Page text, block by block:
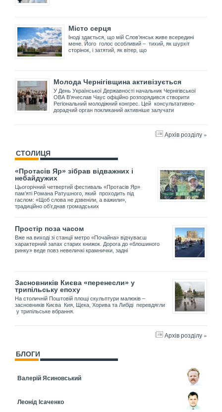
Місто серця
Іноді здається, що мій Слов’янськ живе всередині
мене. Його голос особливий – тихий, як шурхіт
сторінок, і затятий, як вітер, що
Молода Чернігівщина активізується
У День Української Державності начальник Чернігівської
ОВА В’ячеслав Чаус офіційно розпорядився створити
Регіональний молодіжний конгрес. Цей консультативно-
дорадчий орган покликаний активніше залучати
Архів розділу »
СТОЛИЦЯ
«Протасів Яр» зібрав відважних і
небайдужих
Цьогорічний четвертий фестиваль «Протасів Яр»
пам’яті Романа Ратушного, який проходить під
гаслом: «Щоб слова не дзвеніли, а важили»,
традиційно об’єднав громадських
Простір поза часом
Вже на виході зі станції метро «Почайна» відчуваєш
характерний запах старих книжок. Дорога до «блошиного
ринку» веде повз невеличкі крамнички, задні
Засновників Києва «перенесли» у
трипільську епоху
На столичній Поштовій площі скульптури малюків –
засновників Києва Кия, Щека, Хорива та Либіді перевдягли
у трипільське вбрання.
Архів розділу »
БЛОГИ
Валерій Ясиновський
Леонід Ісаченко